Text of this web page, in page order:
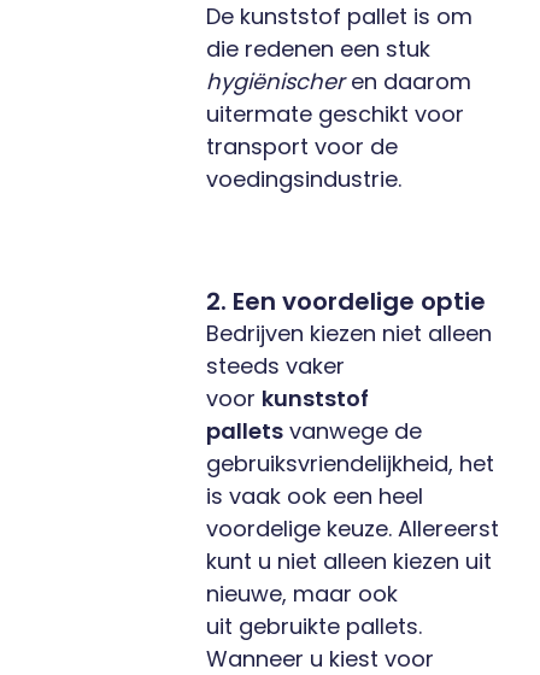
De kunststof pallet is om
die redenen een stuk
hygiënischeren daarom
uitermate geschikt voor
transport voor de
voedingsindustrie.
2. Een voordelige optie
Bedrijven kiezen niet alleen
steeds vaker
voor kunststof
pallets vanwege de
gebruiksvriendelijkheid, het
is vaak ook een heel
voordelige keuze. Allereerst
kunt u niet alleen kiezen uit
nieuwe, maar ook
uit gebruikte pallets.
Wanneer u kiest voor